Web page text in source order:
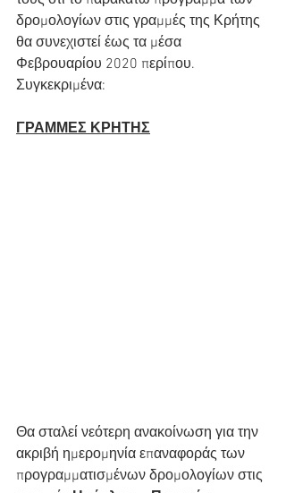
δρομολογίων στις γραμμές της Κρήτης
θα συνεχιστεί έως τα μέσα
Φεβρουαρίου 2020 περίπου.
Συγκεκριμένα:
ΓΡΑΜΜΕΣ ΚΡΗΤΗΣ
Θα σταλεί νεότερη ανακοίνωση για την
ακριβή ημερομηνία επαναφοράς των
προγραμματισμένων δρομολογίων στις